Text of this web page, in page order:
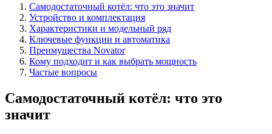
Самодостаточный котёл: что это значит
Устройство и комплектация
Характеристики и модельный ряд
Ключевые функции и автоматика
Преимущества Novator
Кому подходит и как выбрать мощность
Частые вопросы
Самодостаточный котёл: что это
значит